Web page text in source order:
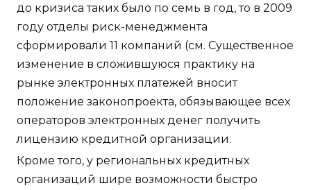
до кризиса таких было по семь в год, то в 2009
году отделы риск-менеджмента
сформировали 11 компаний (см. Существенное
изменение в сложившуюся практику на
рынке электронных платежей вносит
положение законопроекта, обязывающее всех
операторов электронных денег получить
лицензию кредитной организации.
Кроме того, у региональных кредитных
организаций шире возможности быстро